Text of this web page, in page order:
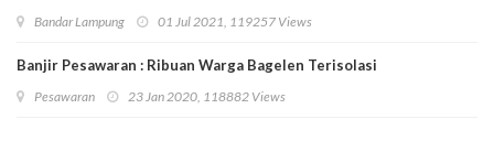
Bandar Lampung 01 Jul 2021, 119257 Views
Banjir Pesawaran : Ribuan Warga Bagelen Terisolasi
Pesawaran 23 Jan 2020, 118882 Views